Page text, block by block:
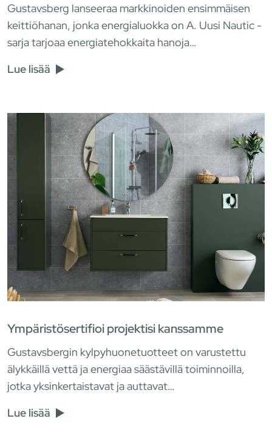
Gustavsberg lanseeraa markkinoiden ensimmäisen
keittiöhanan, jonka energialuokka on A. Uusi Nautic -
sarja tarjoaa energiatehokkaita hanoja…
Lue lisää
Ympäristösertifioi projektisi kanssamme
Gustavsbergin kylpyhuonetuotteet on varustettu
älykkäillä vettä ja energiaa säästävillä toiminnoilla,
jotka yksinkertaistavat ja auttavat…
Lue lisää